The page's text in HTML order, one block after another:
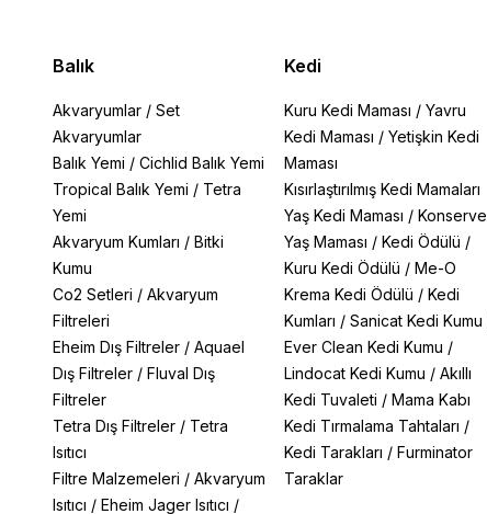
Balık
Akvaryumlar / Set
Akvaryumlar
Balık Yemi / Cichlid Balık Yemi
Tropical Balık Yemi / Tetra
Yemi
Akvaryum Kumları / Bitki
Kumu
Co2 Setleri / Akvaryum
Filtreleri
Eheim Dış Filtreler / Aquael
Dış Filtreler / Fluval Dış
Filtreler
Tetra Dış Filtreler / Tetra
Isıtıcı
Filtre Malzemeleri / Akvaryum
Isıtıcı / Eheim Jager Isıtıcı /
Kedi
Kuru Kedi Maması / Yavru
Kedi Maması / Yetişkin Kedi
Maması
Kısırlaştırılmış Kedi Mamaları
Yaş Kedi Maması / Konserve
Yaş Maması / Kedi Ödülü /
Kuru Kedi Ödülü / Me-O
Krema Kedi Ödülü / Kedi
Kumları / Sanicat Kedi Kumu
Ever Clean Kedi Kumu /
Lindocat Kedi Kumu / Akıllı
Kedi Tuvaleti / Mama Kabı
Kedi Tırmalama Tahtaları /
Kedi Tarakları / Furminator
Taraklar